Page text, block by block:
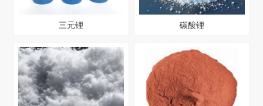
三元锂 碳酸锂